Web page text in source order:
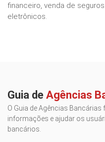
financeiro, venda de
eletrônicos.
Guia de Agências
O Guia de Agências
informações e ajudar os
bancários.